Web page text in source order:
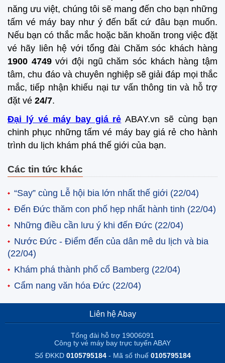
năng ưu việt, chúng tôi sẽ mang đến cho bạn những
tấm vé máy bay như ý đến bất cứ đâu bạn muốn.
Nếu bạn có thắc mắc hoặc băn khoăn trong việc đặt
vé hãy liên hệ với tổng đài Chăm sóc khách hàng
1900 4749với đội ngũ chăm sóc khách hàng tậm
tâm, chu đáo và chuyên nghiệp sẽ giải đáp mọi thắc
mắc, tiếp nhận khiếu nại tư vấn thông tin và hỗ trợ
đặt vé 24/7.
Đại lý vé máy bay giá rẻ ABAY.vn sẽ cùng bạn
chinh phục những tấm vé máy bay giá rẻ cho hành
trình du lịch khám phá thế giới của bạn.
Các tin tức khác
“Say” cùng Lễ hội bia lớn nhất thế giới (22/04)
Đến Đức thăm con phố hẹp nhất hành tinh (22/04)
Những điều cần lưu ý khi đến Đức (22/04)
Nước Đức - Điểm đến của dân mê du lịch và bia
(22/04)
Khám phá thành phố cổ Bamberg (22/04)
Cẩm nang văn hóa Đức (22/04)
Liên hệ Abay
Tổng đài hỗ trợ 19006091
Công ty vé máy bay trực tuyến ABAY
Số ĐKKD 0105795184- Mã số thuế 0105795184